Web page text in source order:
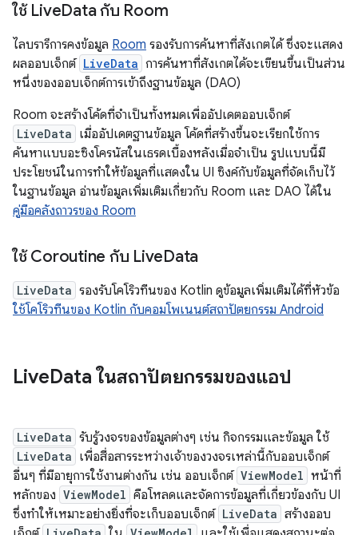
ใช้ LiveData กับ Room
ไลบรารีการคงข้อมูล Room รองรับการค้นหาที่สังเกตได้ ซึ่งจะแสดง
ผลออบเจ็กต์ LiveData การค้นหาที่สังเกตได้จะเขียนขึ้นเป็นส่วน
หนึ่งของออบเจ็กต์การเข้าถึงฐานข้อมูล (DAO)
Room จะสร้างโค้ดที่จำเป็นทั้งหมดเพื่ออัปเดตออบเจ็กต์
LiveData เมื่ออัปเดตฐานข้อมูล โค้ดที่สร้างขึ้นจะเรียกใช้การ
ค้นหาแบบอะซิงโครนัสในเธรดเบื้องหลังเมื่อจำเป็น รูปแบบนี้มี
ประโยชน์ในการทำให้ข้อมูลที่แสดงใน UI ซิงค์กับข้อมูลที่จัดเก็บไว้
ในฐานข้อมูล อ่านข้อมูลเพิ่มเติมเกี่ยวกับ Room และ DAO ได้ใน
คู่มือคลังถาวรของ Room
ใช้ Coroutine กับ LiveData
LiveData รองรับโคโริวทีนของ Kotlin ดูข้อมูลเพิ่มเติมได้ที่หัวข้อ
ใช้โคโริวทีนของ Kotlin กับคอมโพเนนต์สถาปัตยกรรม Android
LiveData ในสถาปัตยกรรมของแอป
LiveData รับรู้วงจรของข้อมูลต่างๆ เช่น กิจกรรมและข้อมูล ใช้
LiveData เพื่อสื่อสารระหว่างเจ้าของวงจรเหล่านี้กับออบเจ็กต์
อื่นๆ ที่มีอายุการใช้งานต่างกัน เช่น ออบเจ็กต์ ViewModel หน้าที่
หลักของ ViewModel คือโหลดและจัดการข้อมูลที่เกี่ยวข้องกับ UI
ซึ่งทำให้เหมาะอย่างยิ่งที่จะเก็บออบเจ็กต์ LiveData สร้างออบ